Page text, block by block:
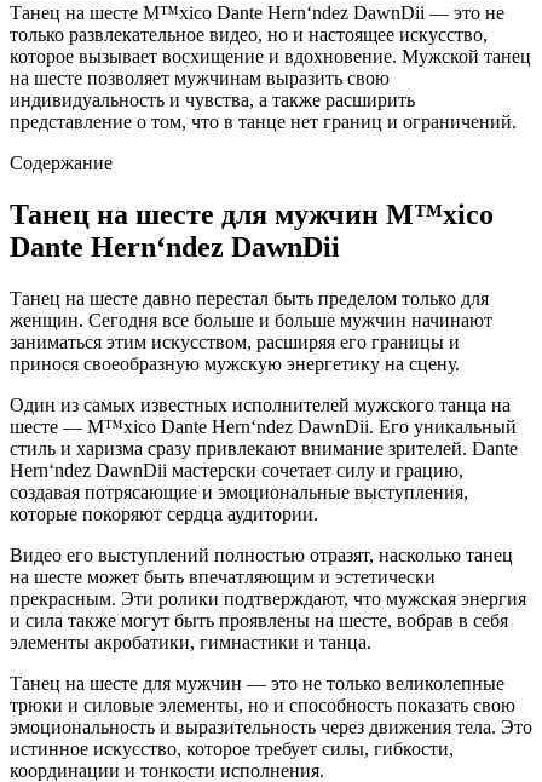
Танец на шесте M™xico Dante Hern‘ndez DawnDii — это не
только развлекательное видео, но и настоящее искусство,
которое вызывает восхищение и вдохновение. Мужской танец
на шесте позволяет мужчинам выразить свою
индивидуальность и чувства, а также расширить
представление о том, что в танце нет границ и ограничений.
Содержание
Танец на шесте для мужчин M™xico
Dante Hern‘ndez DawnDii
Танец на шесте давно перестал быть пределом только для
женщин. Сегодня все больше и больше мужчин начинают
заниматься этим искусством, расширяя его границы и
принося своеобразную мужскую энергетику на сцену.
Один из самых известных исполнителей мужского танца на
шесте — M™xico Dante Hern‘ndez DawnDii. Его уникальный
стиль и харизма сразу привлекают внимание зрителей. Dante
Hern‘ndez DawnDii мастерски сочетает силу и грацию,
создавая потрясающие и эмоциональные выступления,
которые покоряют сердца аудитории.
Видео его выступлений полностью отразят, насколько танец
на шесте может быть впечатляющим и эстетически
прекрасным. Эти ролики подтверждают, что мужская энергия
и сила также могут быть проявлены на шесте, вобрав в себя
элементы акробатики, гимнастики и танца.
Танец на шесте для мужчин — это не только великолепные
трюки и силовые элементы, но и способность показать свою
эмоциональность и выразительность через движения тела. Это
истинное искусство, которое требует силы, гибкости,
координации и тонкости исполнения.